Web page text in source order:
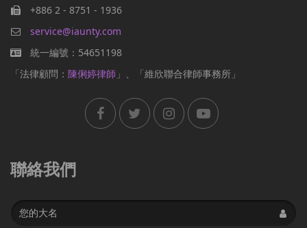
+886 2 - 8751 - 1936
service@iaunty.com
統一編號：54651198
「法律顧問： 陳俐婷律師 」、「維欣聯合律師事務所」
聯絡我們
Name